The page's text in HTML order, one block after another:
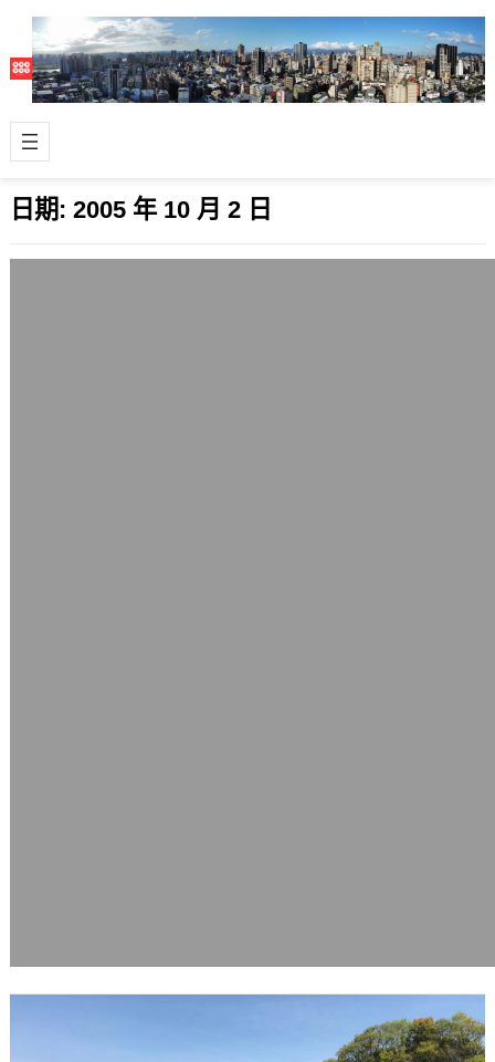
日期: 2005 年 10 月 2 日